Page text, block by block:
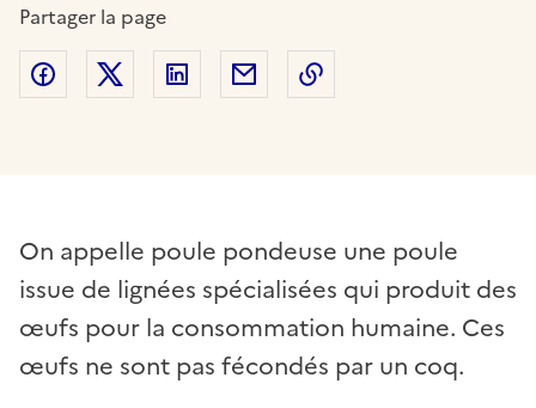
Partager la page
Partager sur Facebook
Partager sur Twitter
Partager sur LinkedIn
Partager par email
On appelle poule pondeuse une poule
issue de lignées spécialisées qui produit des
œufs pour la consommation humaine. Ces
œufs ne sont pas fécondés par un coq.